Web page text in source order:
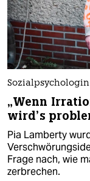
„Wenn
wird’s
Pia Lamberty
Frage nach, wie
zerbrechen.